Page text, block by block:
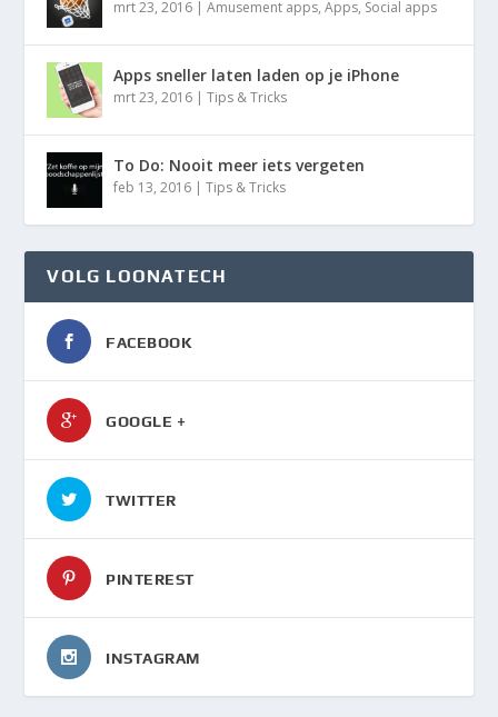
mrt 23, 2016 |Amusement apps,Apps, Social apps
Apps sneller laten laden op je iPhone
mrt 23, 2016 |Tips & Tricks
To Do: Nooit meer iets vergeten
feb 13, 2016 |Tips & Tricks
VOLG LOONATECH
FACEBOOK
GOOGLE +
TWITTER
PINTEREST
INSTAGRAM